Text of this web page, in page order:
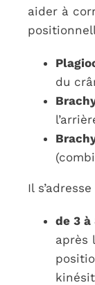
aider à
du
Il
de 3 à
après